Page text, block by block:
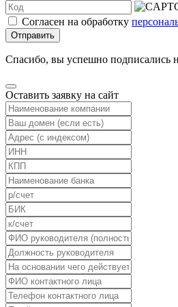
Согласен на обработку
Отправить
Спасибо, вы успешно подписались
Оставить заявку на сайт